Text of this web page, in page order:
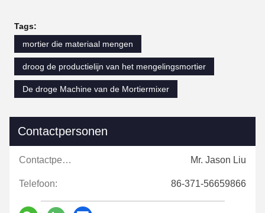
Tags:
mortier die materiaal mengen
droog de productielijn van het mengelingsmortier
De droge Machine van de Mortiermixer
Contactpersonen
Contactpersonen: Mr. Jason Liu
Telefoon: 86-371-56659866